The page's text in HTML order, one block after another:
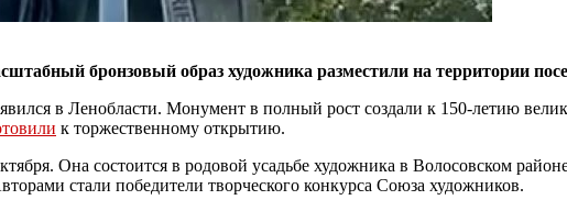
бронзовый образ художника разместили на территории
в Ленобласти. Монумент в полный рост создали к 150-летию
к торжественному открытию.
Она состоится в родовой усадьбе художника в Волосовском
стали победители творческого конкурса Союза художников.